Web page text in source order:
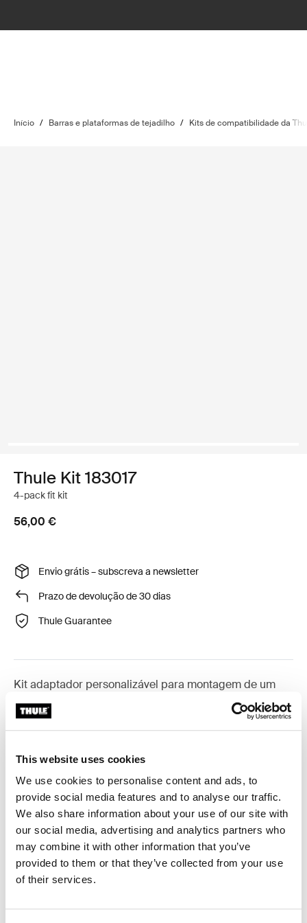
This website uses cookies
We use cookies to personalise content and ads, to
provide social media features and to analyse our traffic.
We also share information about your use of our site with
our social media, advertising and analytics partners who
may combine it with other information that you’ve
provided to them or that they’ve collected from your use
of their services.
Início / Barras e plataformas de tejadilho / Kits de compatibilidade da
Thule Kit 183017
4-pack fit kit
56,00 €
Envio grátis – subscreva a newsletter
Prazo de devolução de 30 dias
Thule Guarantee
Kit adaptador personalizável para montagem de um
sistema de barras de tejadilho Thule em veículos
seleccionados.
Toggle techspec
Especificações técnicas
Toggle guides and instructions
Instruções
Críticas